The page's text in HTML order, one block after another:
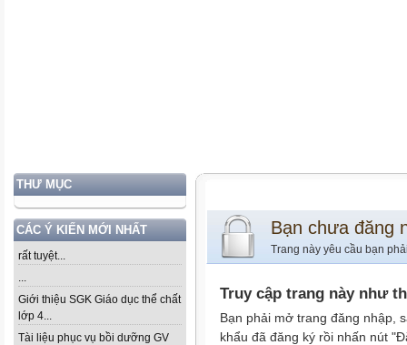
THƯ MỤC
CÁC Ý KIẾN MỚI NHẤT
rất tuyệt...
...
Giới thiệu SGK Giáo dục thể chất
lớp 4...
Tài liệu phục vụ bồi dưỡng GV
Bạn chưa đăng
Trang này yêu cầu bạn
Truy cập trang này như
Bạn phải mở trang đăng nhập,
khẩu đã đăng ký rồi nhấn nút